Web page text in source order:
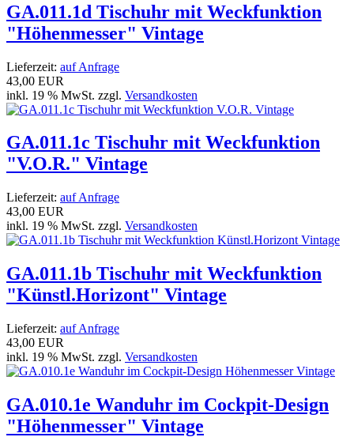
GA.011.1d Tischuhr mit Weckfunktion
"Höhenmesser" Vintage
Lieferzeit: auf Anfrage
43,00 EUR
inkl. 19 % MwSt. zzgl. Versandkosten
GA.011.1c Tischuhr mit Weckfunktion
"V.O.R." Vintage
Lieferzeit: auf Anfrage
43,00 EUR
inkl. 19 % MwSt. zzgl. Versandkosten
GA.011.1b Tischuhr mit Weckfunktion
"Künstl.Horizont" Vintage
Lieferzeit: auf Anfrage
43,00 EUR
inkl. 19 % MwSt. zzgl. Versandkosten
GA.010.1e Wanduhr im Cockpit-Design
"Höhenmesser" Vintage